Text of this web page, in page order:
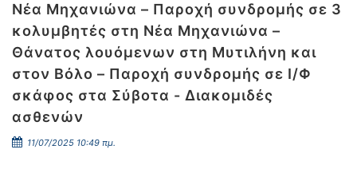
Νέα Μηχανιώνα – Παροχή συνδρομής σε 3
κολυμβητές στη Νέα Μηχανιώνα –
Θάνατος λουόμενων στη Μυτιλήνη και
στον Βόλο – Παροχή συνδρομής σε Ι/Φ
σκάφος στα Σύβοτα - Διακομιδές
ασθενών
11/07/2025 10:49 πμ.